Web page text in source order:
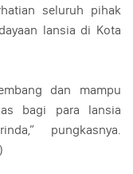
seluruh pihak
lansia di Kota
dan mampu
bagi para lansia
pungkasnya.